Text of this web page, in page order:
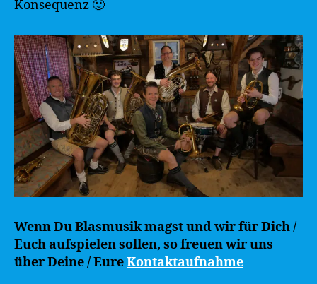
Konsequenz 🙂
Wenn Du Blasmusik magst und wir für Dich /
Euch aufspielen sollen, so freuen wir uns
über Deine / EureKontaktaufnahme